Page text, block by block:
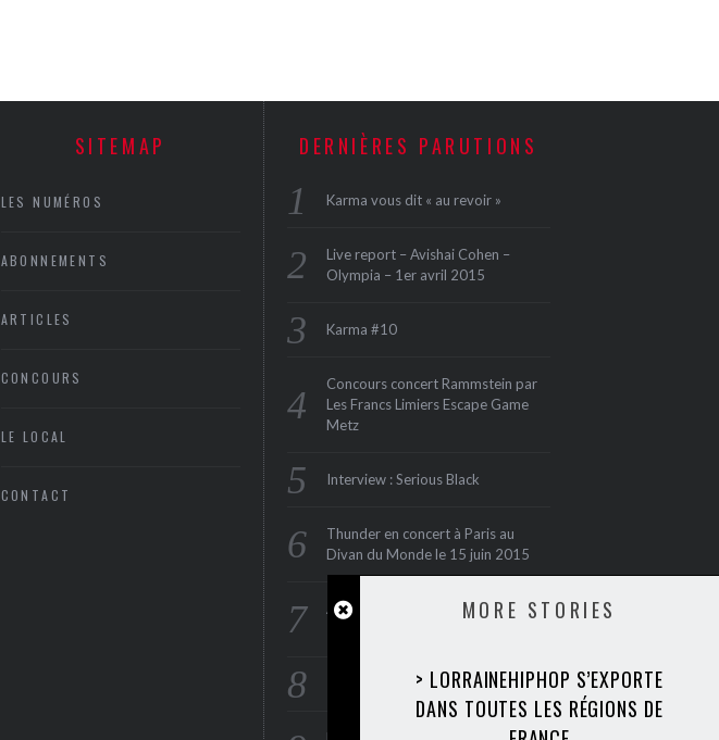
MORE STORIES
> LORRAINEHIPHOP S’EXPORTE
DANS TOUTES LES RÉGIONS DE
SITEMAP
LES NUMÉROS
ABONNEMENTS
ARTICLES
CONCOURS
LE LOCAL
CONTACT
DERNIÈRES PARUTIONS
Karma vous dit « au revoir »
Live report – Avishai Cohen –
Olympia – 1er avril 2015
Karma #10
Concours concert Rammstein par
Les Francs Limiers Escape Game
Metz
Interview : Serious Black
Thunder en concert à Paris au
Divan du Monde le 15 juin 2015
ANTI FLAG : en concert à Paris le
Interview : Rae Morris